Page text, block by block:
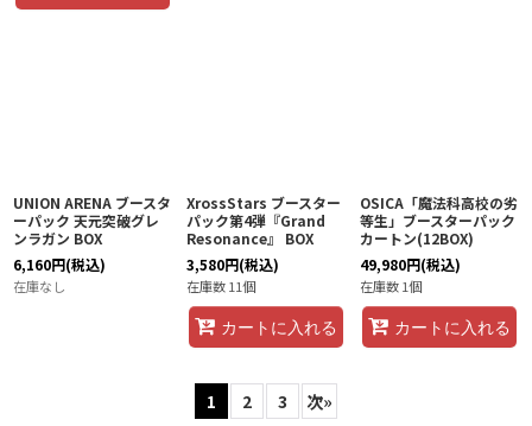
UNION ARENA ブースタ
ーパック 天元突破グレ
ンラガン BOX
6,160円(税込)
在庫なし
XrossStars ブースター
パック第4弾『Grand
Resonance』 BOX
3,580円(税込)
在庫数 11個
カートに入れる
OSICA「魔法科高校の劣
等生」ブースターパック
カートン(12BOX)
49,980円(税込)
在庫数 1個
カートに入れる
1 2 3 次»